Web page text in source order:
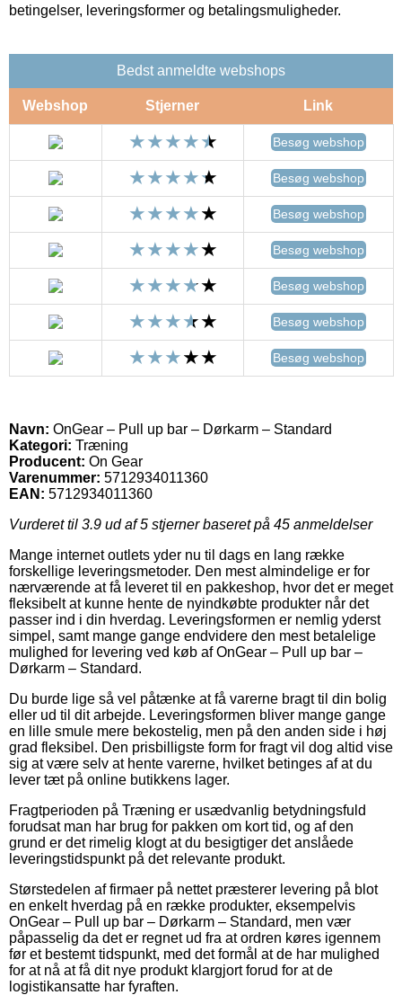
betingelser, leveringsformer og betalingsmuligheder.
Bedst anmeldte webshops
Webshop Stjerner Link
Besøg webshop
Besøg webshop
Besøg webshop
Besøg webshop
Besøg webshop
Besøg webshop
Besøg webshop
Navn: OnGear – Pull up bar – Dørkarm – Standard
Kategori: Træning
Producent: On Gear
Varenummer: 5712934011360
EAN: 5712934011360
Vurderet til 3.9 ud af 5 stjerner baseret på 45 anmeldelser
Mange internet outlets yder nu til dags en lang række
forskellige leveringsmetoder. Den mest almindelige er for
nærværende at få leveret til en pakkeshop, hvor det er meget
fleksibelt at kunne hente de nyindkøbte produkter når det
passer ind i din hverdag. Leveringsformen er nemlig yderst
simpel, samt mange gange endvidere den mest betalelige
mulighed for levering ved køb af OnGear – Pull up bar –
Dørkarm – Standard.
Du burde lige så vel påtænke at få varerne bragt til din bolig
eller ud til dit arbejde. Leveringsformen bliver mange gange
en lille smule mere bekostelig, men på den anden side i høj
grad fleksibel. Den prisbilligste form for fragt vil dog altid vise
sig at være selv at hente varerne, hvilket betinges af at du
lever tæt på online butikkens lager.
Fragtperioden på Træning er usædvanlig betydningsfuld
forudsat man har brug for pakken om kort tid, og af den
grund er det rimelig klogt at du besigtiger det anslåede
leveringstidspunkt på det relevante produkt.
Størstedelen af firmaer på nettet præsterer levering på blot
en enkelt hverdag på en række produkter, eksempelvis
OnGear – Pull up bar – Dørkarm – Standard, men vær
påpasselig da det er regnet ud fra at ordren køres igennem
før et bestemt tidspunkt, med det formål at de har mulighed
for at nå at få dit nye produkt klargjort forud for at de
logistikansatte har fyraften.